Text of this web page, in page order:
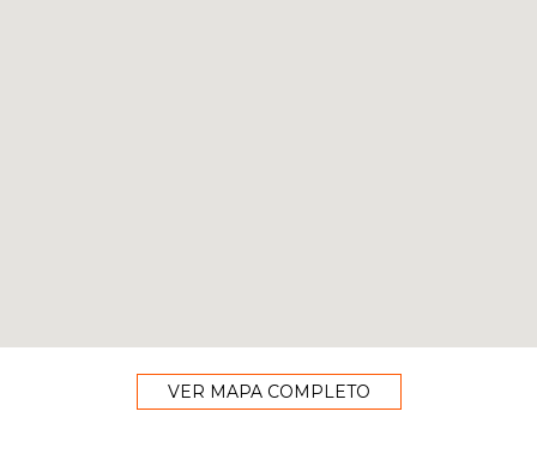
VER MAPA COMPLETO